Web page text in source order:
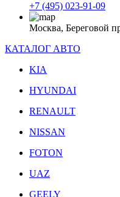
+7 (495) 023-91-09
Москва, Береговой
КАТАЛОГ АВТО
KIA
HYUNDAI
RENAULT
NISSAN
FOTON
UAZ
GEELY